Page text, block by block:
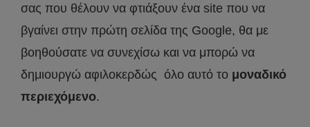
σας που θέλουν να φτιάξουν ένα site που να
βγαίνει στην πρώτη σελίδα της Google, θα με
βοηθούσατε να συνεχίσω και να μπορώ να
δημιουργώ αφιλοκερδώς όλο αυτό το μοναδικό
περιεχόμενο.